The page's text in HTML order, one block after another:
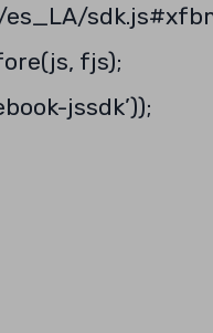
fjs);
jssdk’));